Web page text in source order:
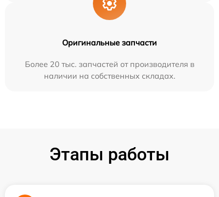
Оригинальные запчасти
Более 20 тыс. запчастей от производителя в
наличии на собственных складах.
Этапы работы